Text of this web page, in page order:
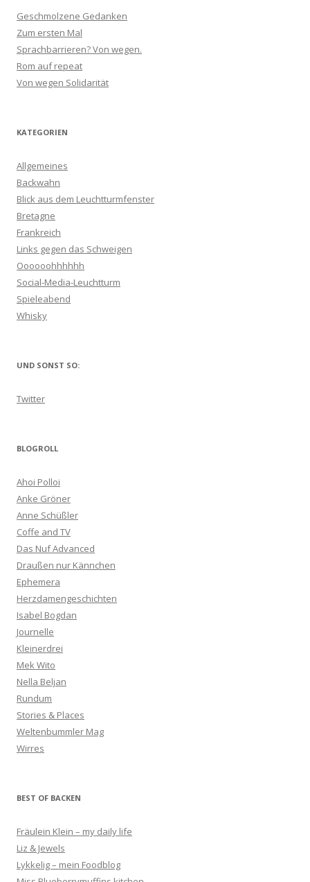
Geschmolzene Gedanken
Zum ersten Mal
Sprachbarrieren? Von wegen.
Rom auf repeat
Von wegen Solidarität
KATEGORIEN
Allgemeines
Backwahn
Blick aus dem Leuchtturmfenster
Bretagne
Frankreich
Links gegen das Schweigen
Oooooohhhhhh
Social-Media-Leuchtturm
Spieleabend
Whisky
UND SONST SO:
Twitter
BLOGROLL
Ahoi Polloi
Anke Gröner
Anne Schüßler
Coffe and TV
Das Nuf Advanced
Draußen nur Kännchen
Ephemera
Herzdamengeschichten
Isabel Bogdan
Journelle
Kleinerdrei
Mek Wito
Nella Beljan
Rundum
Stories & Places
Weltenbummler Mag
Wirres
BEST OF BACKEN
Fräulein Klein – my daily life
Liz & Jewels
Lykkelig – mein Foodblog